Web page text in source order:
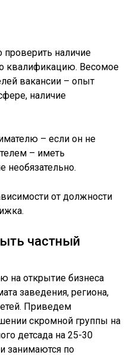
проверить наличие
квалификацию. Весомое
вакансии – опыт
наличие
– если он не
– иметь
необязательно.
от должности
частный
на открытие бизнеса
заведения, региона,
Приведем
скромной группы на
детсада на 25-30
занимаются по